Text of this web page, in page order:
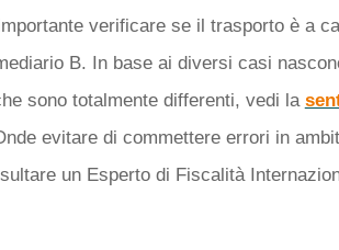
verificare se il trasporto è a
B. In base ai diversi casi
sono totalmente differenti, vedi la
evitare di commettere errori in
un Esperto di Fiscalità